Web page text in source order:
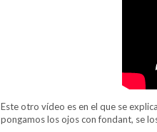
Este otro vídeo es en el que se
pongamos los ojos con fondant, se